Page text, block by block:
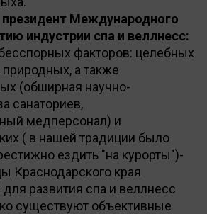
президент Международного
индустрии спа и веллнесс:
факторов: целебных
а также
(обширная научно-
санаториев,
медперсонал) и
( в нашей традиции было
ездить "на курорты")-
Краснодарского края
развития спа и веллнесс
существуют объективные